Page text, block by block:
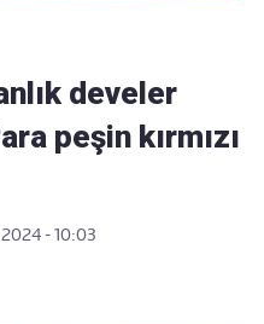
develer
peşin kırmızı
2024 - 10:03